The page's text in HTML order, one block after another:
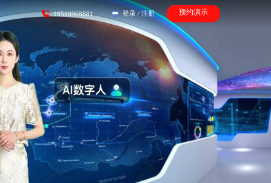
18516908881 登录 / 注册 预约演示